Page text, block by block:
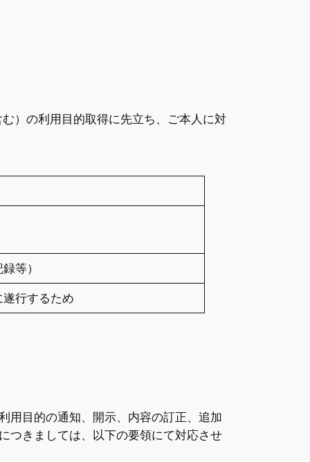
）の利用目的取得に先立ち、ご本人に対
等）
行するため
目的の通知、開示、内容の訂正、追加
つきましては、以下の要領にて対応させ